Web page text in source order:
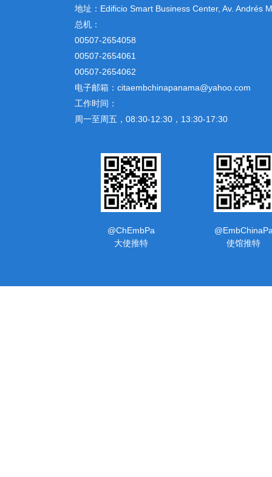
地址： Edificio Smart Business Center, Av. Andrés
总机：
00507-2654058
00507-2654061
00507-2654062
电子邮箱：citaembchinapanama@yahoo.com
工作时间：
周一至周五，08:30-12:30，13:30-17:30
@ChEmbPa
大使推特
使馆推特